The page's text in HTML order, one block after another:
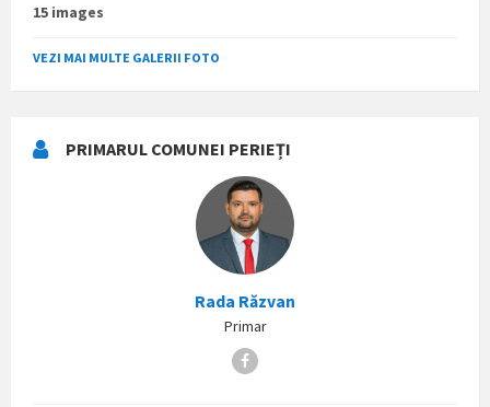
15 images
VEZI MAI MULTE GALERII FOTO
PRIMARUL COMUNEI PERIEȚI
Rada Răzvan
Primar
Facebook